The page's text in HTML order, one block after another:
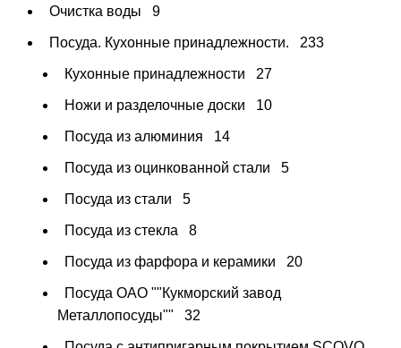
Очистка воды 9
Посуда. Кухонные принадлежности. 233
Кухонные принадлежности 27
Ножи и разделочные доски 10
Посуда из алюминия 14
Посуда из оцинкованной стали 5
Посуда из стали 5
Посуда из стекла 8
Посуда из фарфора и керамики 20
Посуда ОАО ""Кукморский завод
Металлопосуды""
32